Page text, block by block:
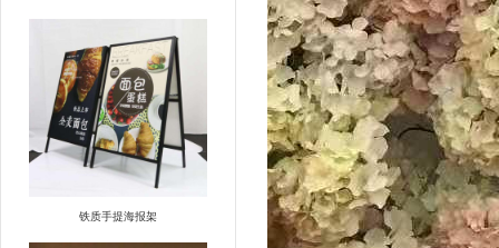
铁质手提海报架